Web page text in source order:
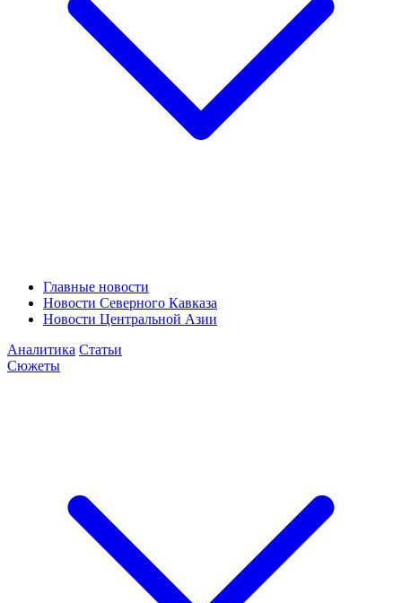
Главные новости
Новости Северного Кавказа
Новости Центральной Азии
Аналитика Статьи
Сюжеты